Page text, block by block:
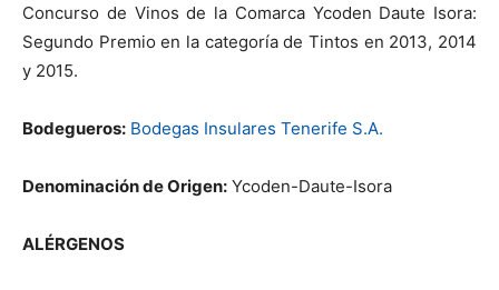
Concurso de Vinos de la Comarca Ycoden Daute Isora:
Segundo Premio en la categoría de Tintos en 2013, 2014
y 2015.
Bodegueros: Bodegas Insulares Tenerife S.A.
Denominación de Origen: Ycoden-Daute-Isora
ALÉRGENOS